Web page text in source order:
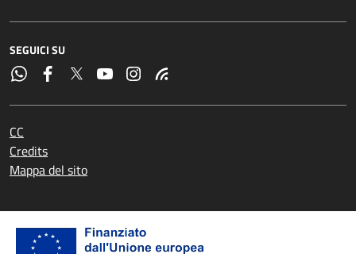
SEGUICI SU
CC
Credits
Mappa del sito